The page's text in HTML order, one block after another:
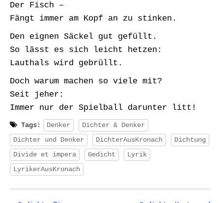
Der Fisch –
Fängt immer am Kopf an zu stinken.
Den eignen Säckel gut gefüllt.
So lässt es sich leicht hetzen:
Lauthals wird gebrüllt.
Doch warum machen so viele mit?
Seit jeher:
Immer nur der Spielball darunter litt!
Tags: Denker
Dichter & Denker
Dichter und Denker
DichterAusKronach
Dichtung
Divide et impera
Gedicht
Lyrik
LyrikerAusKronach